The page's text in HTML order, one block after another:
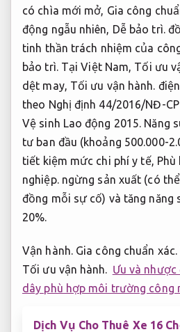
có chìa mới mở, Gia công
động ngẫu nhiên, Dễ bảo trì.
tinh thần trách nhiệm của
bảo trì.Tại Việt Nam, Tối ưu
dệt may, Tối ưu vận hành.
theo Nghị định 44/2016/NĐ-
Vệ sinh Lao động 2015. Năng
tư ban đầu (khoảng 500.000-
tiết kiệm mức chi phí y tế,
nghiệp.ngừng sản xuất (có
đồng mỗi sự cố) và tăng năng
20%.
Vận hành. Gia công chuẩn xác.
Tối ưu vận hành. Ưu và
dây phù hợp môi trường công
Dịch Vụ Cho Thuê Xe 16